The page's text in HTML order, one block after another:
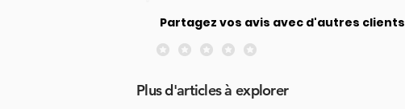
Partagez vos avis avec d'autres clients
Aucune note pour le moment
Plus d'articles à explorer